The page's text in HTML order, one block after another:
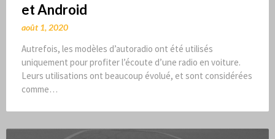
et Android
août 1, 2020
Autrefois, les modèles d’autoradio ont été utilisés
uniquement pour profiter l’écoute d’une radio en voiture.
Leurs utilisations ont beaucoup évolué, et sont considérées
comme…